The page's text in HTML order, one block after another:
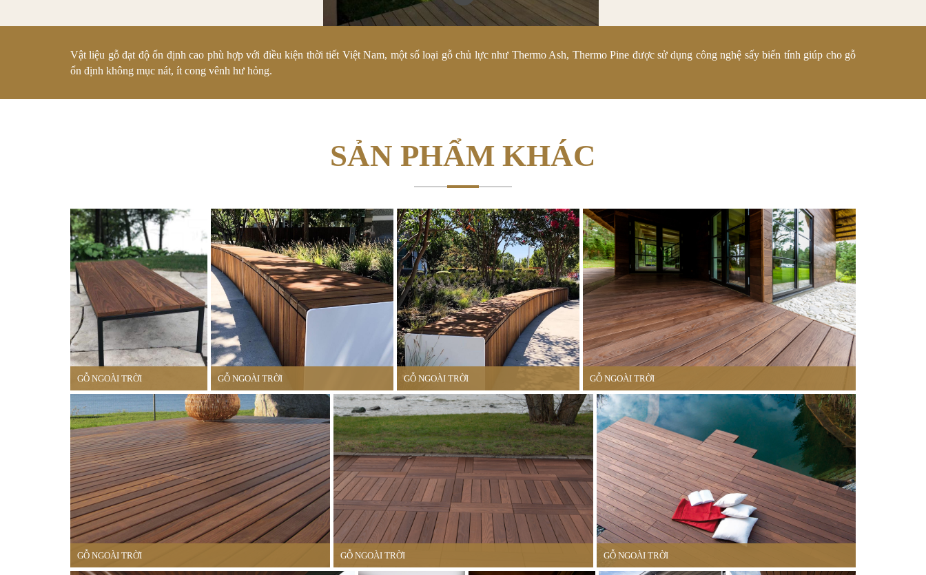
Vật liệu gỗ đạt độ ổn định cao phù hợp với điều kiện thời tiết Việt Nam, một số loại gỗ chủ lực như Thermo Ash, Thermo Pine được sử dụng công nghệ sấy biến tính giúp cho gỗ
ổn định không mục nát, ít cong vênh hư hỏng.
SẢN PHẨM KHÁC
GỖ NGOÀI TRỜI GỖ NGOÀI TRỜI GỖ NGOÀI TRỜI GỖ NGOÀI TRỜI
GỖ NGOÀI TRỜI GỖ NGOÀI TRỜI GỖ NGOÀI TRỜI